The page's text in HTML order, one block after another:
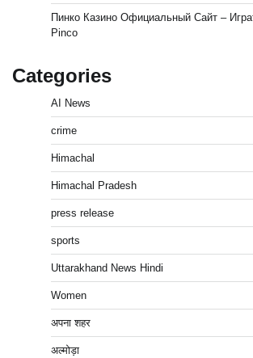
Пинко Казино Официальный Сайт –
Pinco
Categories
AI News
crime
Himachal
Himachal Pradesh
press release
sports
Uttarakhand News Hindi
Women
अपना शहर
अल्मोड़ा